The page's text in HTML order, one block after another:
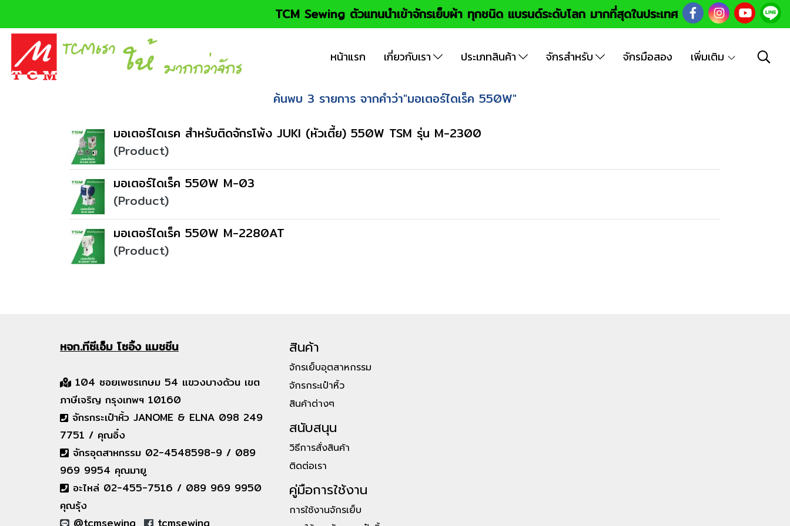
TCM Sewing ตัวแทนนำเข้าจักรเย็บผ้า ทุกชนิด แบรนด์ระดับโลก มากที่สุดในประเทศ
หน้าแรก เกี่ยวกับเรา ประเภทสินค้า จักรสำหรับ จักรมือสอง เพิ่มเติม
ค้นพบ 3 รายการ จากคำว่า"มอเตอร์ไดเร็ค 550W"
มอเตอร์ไดเรค สำหรับติดจักรโพ้ง JUKI (หัวเตี้ย) 550W TSM รุ่น M-2300
(Product)
มอเตอร์ไดเร็ค 550W M-03
(Product)
มอเตอร์ไดเร็ค 550W M-2280AT
(Product)
หจก.ทีซีเอ็ม โซอิ้ง แมชชีน
104 ซอยเพชรเกษม 54 แขวงบางด้วน เขต
ภาษีเจริญ กรุงเทพฯ 10160
จักรกระเป๋าหิ้ว JANOME & ELNA 098 249
7751 / คุณอิ๋ง
จักรอุตสาหกรรม 02-4548598-9 / 089
969 9954 คุณมายู
อะไหล่ 02-455-7516 / 089 969 9950
คุณรุ้ง
@tcmsewing
tcmsewing
สินค้า
จักรเย็บอุตสาหกรรม
จักรกระเป๋าหิ้ว
สินค้าต่างๆ
สนับสนุน
วิธีการสั่งสินค้า
ติดต่อเรา
คู่มือการใช้งาน
การใช้งานจักรเย็บ